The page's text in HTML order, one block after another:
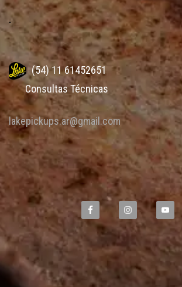
.
(54) 11 61452651
Consultas Técnicas
lakepickups.ar@gmail.com